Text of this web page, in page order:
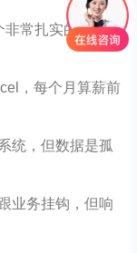
常扎实的“五级
，每个月算薪前
统，但数据是孤
业务挂钩，但响